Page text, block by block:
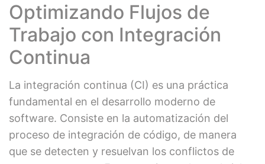
Optimizando Flujos de
Trabajo con Integración
Continua
La integración continua (CI) es una práctica
fundamental en el desarrollo moderno de
software. Consiste en la automatización del
proceso de integración de código, de manera
que se detecten y resuelvan los conflictos de